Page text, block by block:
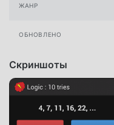
ЖАНР
ОБНОВЛЕНО
Скриншоты